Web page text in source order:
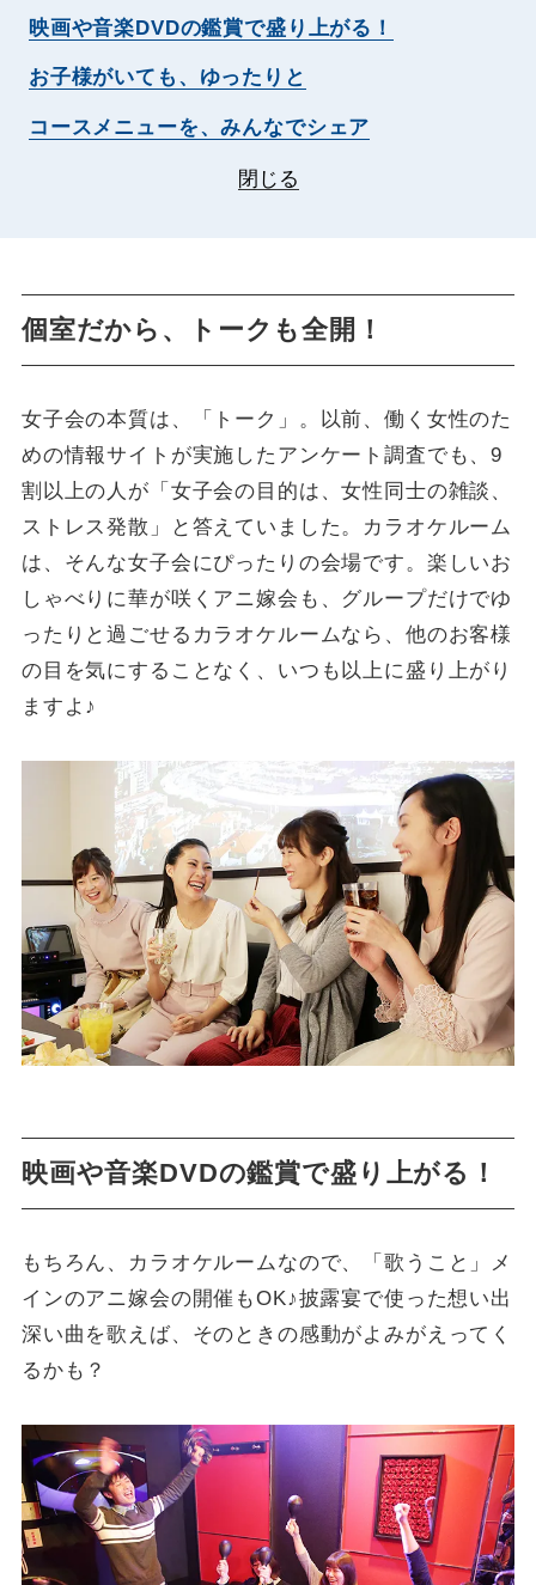
映画や音楽DVDの鑑賞で盛り上がる！
お子様がいても、ゆったりと
コースメニューを、みんなでシェア
閉じる
個室だから、トークも全開！
女子会の本質は、「トーク」。以前、働く女性のた
めの情報サイトが実施したアンケート調査でも、9
割以上の人が「女子会の目的は、女性同士の雑談、
ストレス発散」と答えていました。カラオケルーム
は、そんな女子会にぴったりの会場です。楽しいお
しゃべりに華が咲くアニ嫁会も、グループだけでゆ
ったりと過ごせるカラオケルームなら、他のお客様
の目を気にすることなく、いつも以上に盛り上がり
ますよ♪
映画や音楽DVDの鑑賞で盛り上がる！
もちろん、カラオケルームなので、「歌うこと」メ
インのアニ嫁会の開催もOK♪披露宴で使った想い出
深い曲を歌えば、そのときの感動がよみがえってく
るかも？